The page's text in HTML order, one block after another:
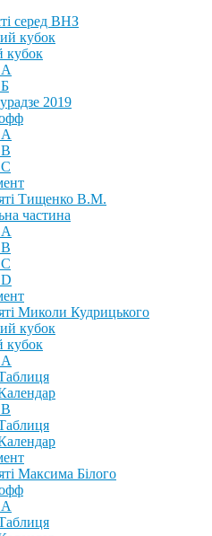
серед ВНЗ
кубок
кубок
А
2019
А
В
С
Тищенко В.М.
частина
А
В
С
Миколи Кудрицького
кубок
кубок
А
В
Максима Білого
А